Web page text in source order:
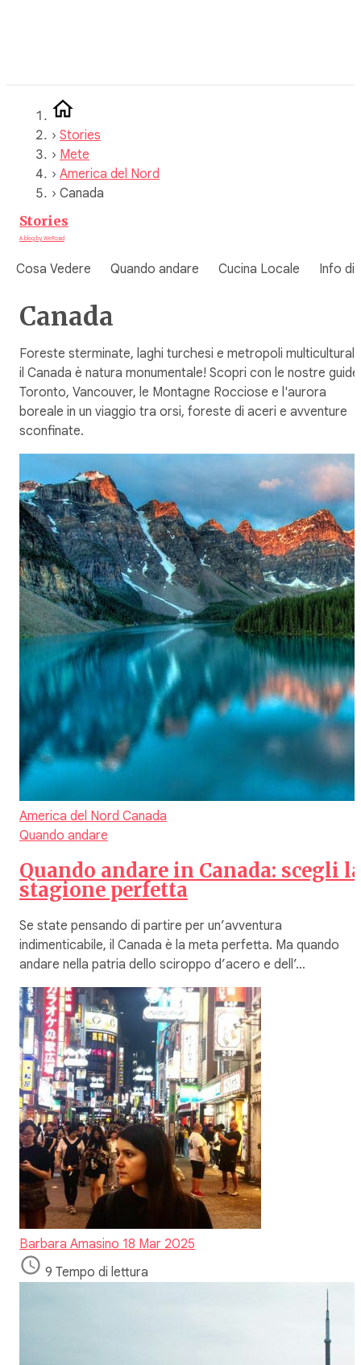
› Stories
› Mete
› America del Nord
› Canada
Stories
A blog by WeRoad
Cosa Vedere Quando andare Cucina Locale Info di
Canada
Foreste sterminate, laghi turchesi e metropoli multiculturali:
il Canada è natura monumentale! Scopri con le nostre guide
Toronto, Vancouver, le Montagne Rocciose e l'aurora
boreale in un viaggio tra orsi, foreste di aceri e avventure
sconfinate.
America del Nord Canada
Quando andare
Quando andare in Canada: scegli
stagione perfetta
Se state pensando di partire per un’avventura
indimenticabile, il Canada è la meta perfetta. Ma quando
andare nella patria dello sciroppo d’acero e dell’…
Barbara Amasino 18 Mar 2025
9 Tempo di lettura